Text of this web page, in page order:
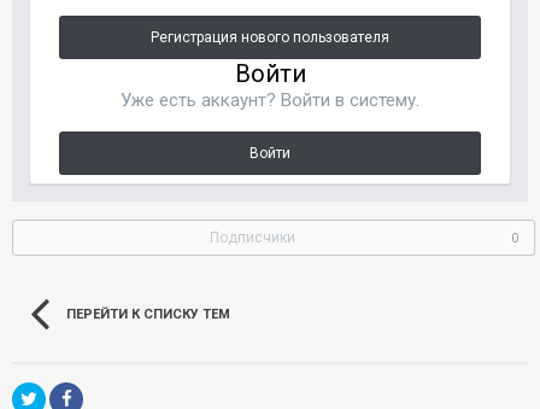
Регистрация нового пользователя
Войти
Уже есть аккаунт? Войти в систему.
Войти
Подписчики 0
ПЕРЕЙТИ К СПИСКУ ТЕМ